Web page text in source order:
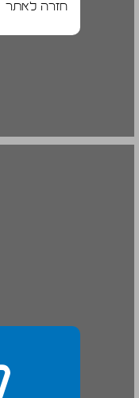
חזרה לאתר